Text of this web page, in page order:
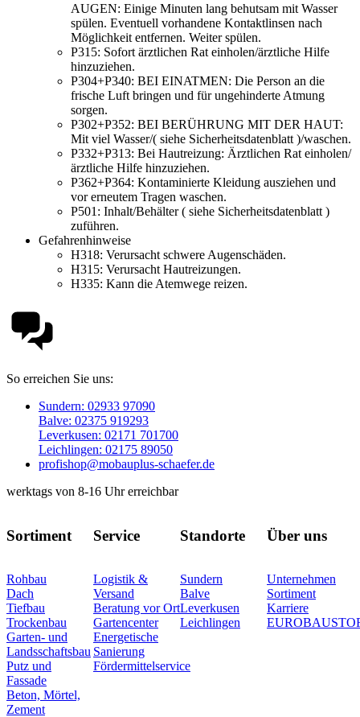
AUGEN: Einige Minuten lang behutsam mit Wasser
spülen. Eventuell vorhandene Kontaktlinsen nach
Möglichkeit entfernen. Weiter spülen.
P315: Sofort ärztlichen Rat einholen/ärztliche Hilfe
hinzuziehen.
P304+P340: BEI EINATMEN: Die Person an die
frische Luft bringen und für ungehinderte Atmung
sorgen.
P302+P352: BEI BERÜHRUNG MIT DER HAUT:
Mit viel Wasser/( siehe Sicherheitsdatenblatt )/waschen.
P332+P313: Bei Hautreizung: Ärztlichen Rat einholen/
ärztliche Hilfe hinzuziehen.
P362+P364: Kontaminierte Kleidung ausziehen und
vor erneutem Tragen waschen.
P501: Inhalt/Behälter ( siehe Sicherheitsdatenblatt )
zuführen.
Gefahrenhinweise
H318: Verursacht schwere Augenschäden.
H315: Verursacht Hautreizungen.
H335: Kann die Atemwege reizen.
So erreichen Sie uns:
Sundern: 02933 97090
Balve: 02375 919293
Leverkusen: 02171 701700
Leichlingen: 02175 89050
profishop@mobauplus-schaefer.de
werktags von 8-16 Uhr erreichbar
Sortiment
Rohbau
Dach
Tiefbau
Trockenbau
Garten- und
Landsschaftsbau
Putz und
Fassade
Beton, Mörtel,
Zement
Service
Logistik &
Versand
Beratung vor Ort
Gartencenter
Energetische
Sanierung
Fördermittelservice
Standorte
Sundern
Balve
Leverkusen
Leichlingen
Über uns
Unternehmen
Sortiment
Karriere